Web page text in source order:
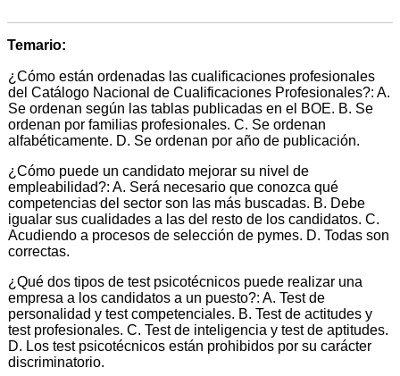
Temario:
¿Cómo están ordenadas las cualificaciones profesionales
del Catálogo Nacional de Cualificaciones Profesionales?: A.
Se ordenan según las tablas publicadas en el BOE. B. Se
ordenan por familias profesionales. C. Se ordenan
alfabéticamente. D. Se ordenan por año de publicación.
¿Cómo puede un candidato mejorar su nivel de
empleabilidad?: A. Será necesario que conozca qué
competencias del sector son las más buscadas. B. Debe
igualar sus cualidades a las del resto de los candidatos. C.
Acudiendo a procesos de selección de pymes. D. Todas son
correctas.
¿Qué dos tipos de test psicotécnicos puede realizar una
empresa a los candidatos a un puesto?: A. Test de
personalidad y test competenciales. B. Test de actitudes y
test profesionales. C. Test de inteligencia y test de aptitudes.
D. Los test psicotécnicos están prohibidos por su carácter
discriminatorio.